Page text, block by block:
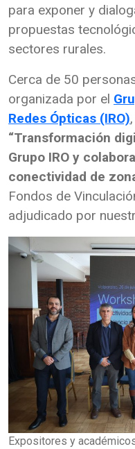
para exponer y
propuestas
sectores rurales.
Cerca de 50
organizada por el
Redes Ópticas (IRO)
“Transformación
Grupo IRO y
conectividad de
Fondos de
adjudicado por
Expositores y